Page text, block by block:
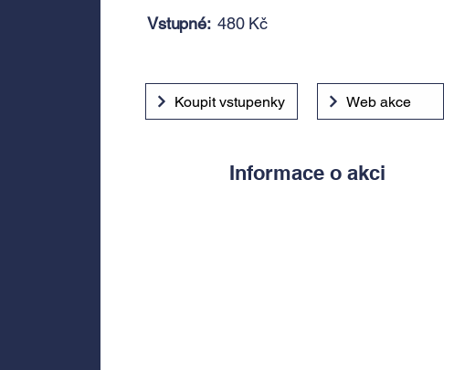
Vstupné: 480 Kč
Koupit vstupenky Web akce
Informace o akci